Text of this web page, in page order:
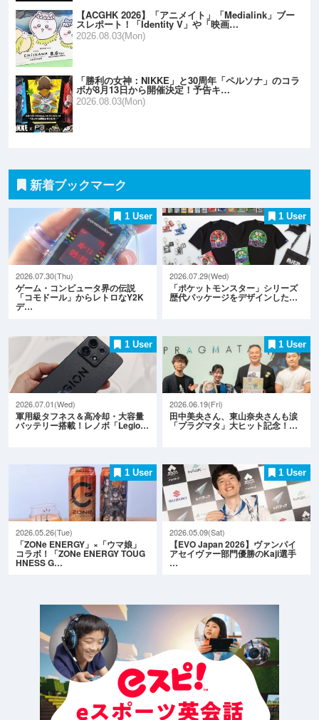
【ACGHK 2026】「アニメイト」「Medialink」ブー
スレポート！「Identity V」や「映画…
2026.08.03(Mon)
「勝利の女神：NIKKE」と30周年「ペルソナ」のコラ
ボが8月13日から開催決定！予告キ…
2026.08.03(Mon)
新着ブックマーク
1 User
2026.07.30(Thu)
ゲーム・コンピュータ界の伝説
「コモドール」からレトロなY2K
デ…
1 User
2026.07.29(Wed)
「ポケットモンスター」シリーズ
歴代パッケージをデザインした…
1 User
2026.07.01(Wed)
軍用級タフネス＆高冷却・大容量
バッテリー搭載！レノボ「Legio…
1 User
2026.06.19(Fri)
田中美央さん、東山奈央さんも涙
「プラグマタ」大ヒット記念！…
1 User
2026.05.26(Tue)
「ZONe ENERGY」×「ウマ娘」
コラボ！「ZONe ENERGY TOUG
HNESS G…
1 User
2026.05.09(Sat)
【EVO Japan 2026】ヴァンパイ
アセイヴァー部門優勝のKaji選手
…